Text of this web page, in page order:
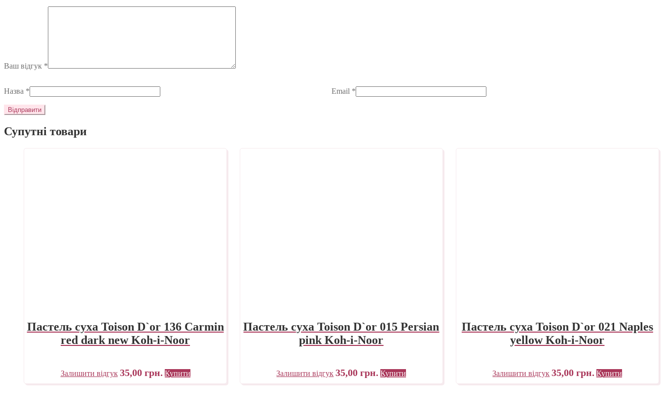
Ваш відгук *
Назва * Email *
Супутні товари
Пастель суха Toison D`or 136 Carmin
red dark new Koh-i-Noor
Залишити відгук 35,00 грн. Купити
Пастель суха Toison D`or 015 Persian
pink Koh-i-Noor
Залишити відгук 35,00грн. Купити
Пастель суха Toison D`or 021 Naples
yellow Koh-i-Noor
Залишити відгук 35,00грн. Купити